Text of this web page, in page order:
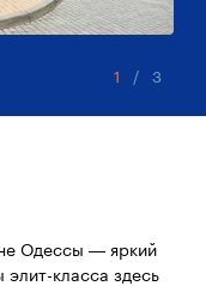
1 / 3
Одессы — яркий
класса здесь